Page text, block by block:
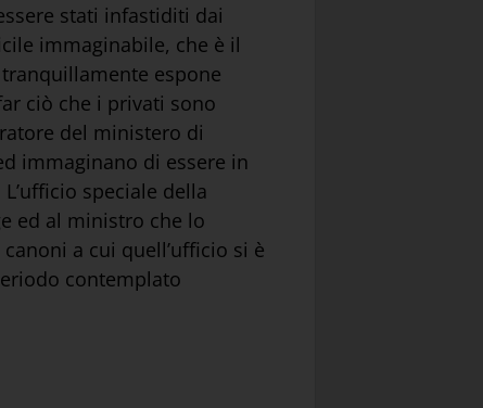
stati infastiditi dai
immaginabile, che è il
espone
ciò che i privati sono
del ministero di
immaginano di essere in
speciale della
ed al ministro che lo
a cui quell’ufficio si è
contemplato